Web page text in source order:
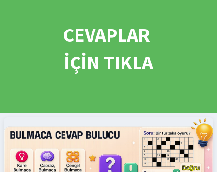
CEVAPLAR
İÇİN TIKLA